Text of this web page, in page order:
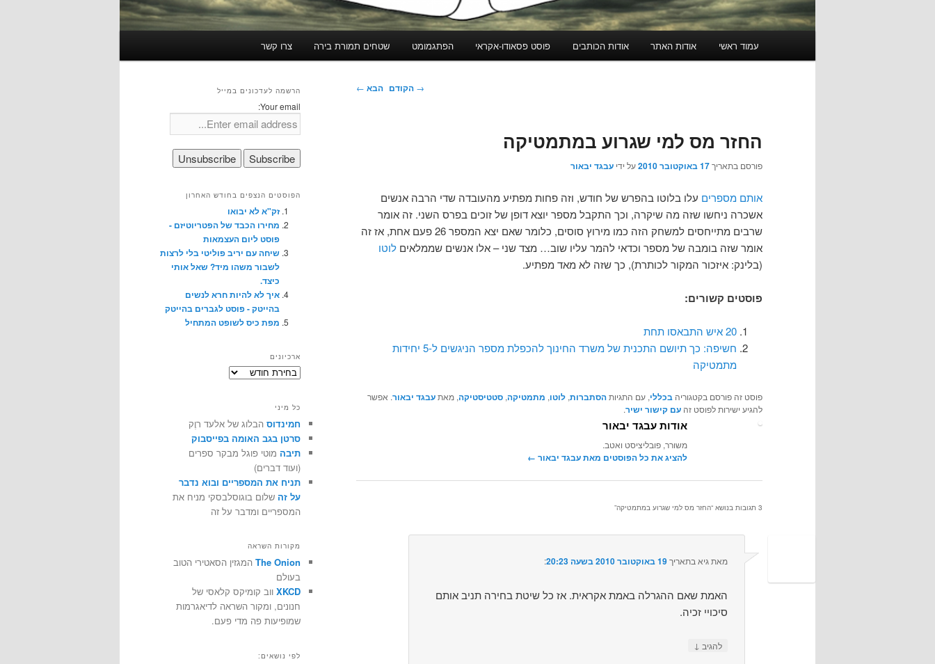
עמוד ראשי אודות האתר אודות הכותבים פוסט פסאודו-אקראי הפתגמומט שטחים תמורת בירה צרו קשר
ניווט
→ הקודם הבא ←
החזר מס למי שגרוע במתמטיקה
פורסם בתאריך17 באוקטובר 2010 על ידי עבגד יבאור
אותם מספרים עלו בלוטו בהפרש של חודש, וזה פחות מפתיע מהעובדה שדי הרבה אנשים
אשכרה ניחשו שזה מה שיקרה, וכך התקבל מספר יוצא דופן של זוכים בפרס השני. זה אומר
שרבים מתייחסים למשחק הזה כמו מירוץ סוסים, כלומר שאם יצא המספר 26 פעם אחת, אז זה
אומר שזה בומבה של מספר וכדאי להמר עליו שוב… מצד שני – אלו אנשים שממלאים לוטו
(בלינק: איזכור המקור לכותרת), כך שזה לא מאד מפתיע.
פוסטים קשורים:
20 איש התבאסו תחת
חשיפה: כך תיושם התכנית של משרד החינוך להכפלת מספר הניגשים ל-5 יחידות
מתמטיקה
פוסט זה פורסם בקטגוריה בכללי, עם התגיותהסתברות, לוטו, מתמטיקה, סטטיסטיקה, מאתעבגד יבאור. אפשר
להגיע ישירות לפוסט זה עם קישור ישיר.
אודות עבגד יבאור
משורר, פובליציסט ואטב.
להציג את כל הפוסטים מאת עבגד יבאור‏ ←
3 תגובות בנושא “ החזר מס למי שגרוע במתמטיקה”
מאתגיא בתאריך19 באוקטובר 2010 בשעה 20:23 :‏
האמת שאם ההגרלה באמת אקראית. אז כל שיטת בחירה תניב אותם
סיכויי זכיה.
להגיב ↓
הרשמה לעדכונים במייל
Your email:
הפוסטים הנצפים בחודש האחרון
זק"א לא יבואו
מחירו הכבד של הפטריוטיזם -
פוסט ליום העצמאות
שיחה עם יריב פוליטי בלי לרצות
לשבור משהו מיד? שאל אותי
כיצד.
איך לא להיות חרא לנשים
בהייטק - פוסט לגברים בהייטק
מפת כיס לשופט המתחיל
ארכיונים
ארכיונים
כל מיני
חמינדוס הבלוג של אלעד רוֶק
סרטן בגב האומה בפייסבוק
תיבה מוטי פוגל מבקר ספרים
(ועוד דברים)
תניח את המספריים ובוא נדבר
על זה שלום בוגוסלבסקי מניח את
המספריים ומדבר על זה
מקורות השראה
The Onion המגזין הסאטירי הטוב
בעולם
XKCD ווב קומיקס קלאסי של
חנונים, ומקור השראה לדיאגרמות
שמופיעות פה מדי פעם.
לפי נושאים: